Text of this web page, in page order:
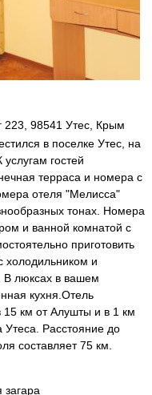
223, 98541 Утес, Крым
в поселке Утес, на
гостей
терраса и номера с
отеля "Мелисса"
тонах. Номера
и ванной комнатой с
приготовить
холодильником и
В люксах в вашем
кухня.Отель
15 км от Алушты и в 1 км
Утеса. Расстояние до
составляет 75 км.